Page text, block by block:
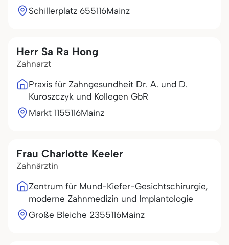
Schillerplatz 655116Mainz
Herr Sa Ra Hong
Zahnarzt
Praxis für Zahngesundheit Dr. A. und D.
Kuroszczyk und Kollegen GbR
Markt 1155116Mainz
Frau Charlotte Keeler
Zahnärztin
Zentrum für Mund-Kiefer-Gesichtschirurgie,
moderne Zahnmedizin und Implantologie
Große Bleiche 2355116Mainz